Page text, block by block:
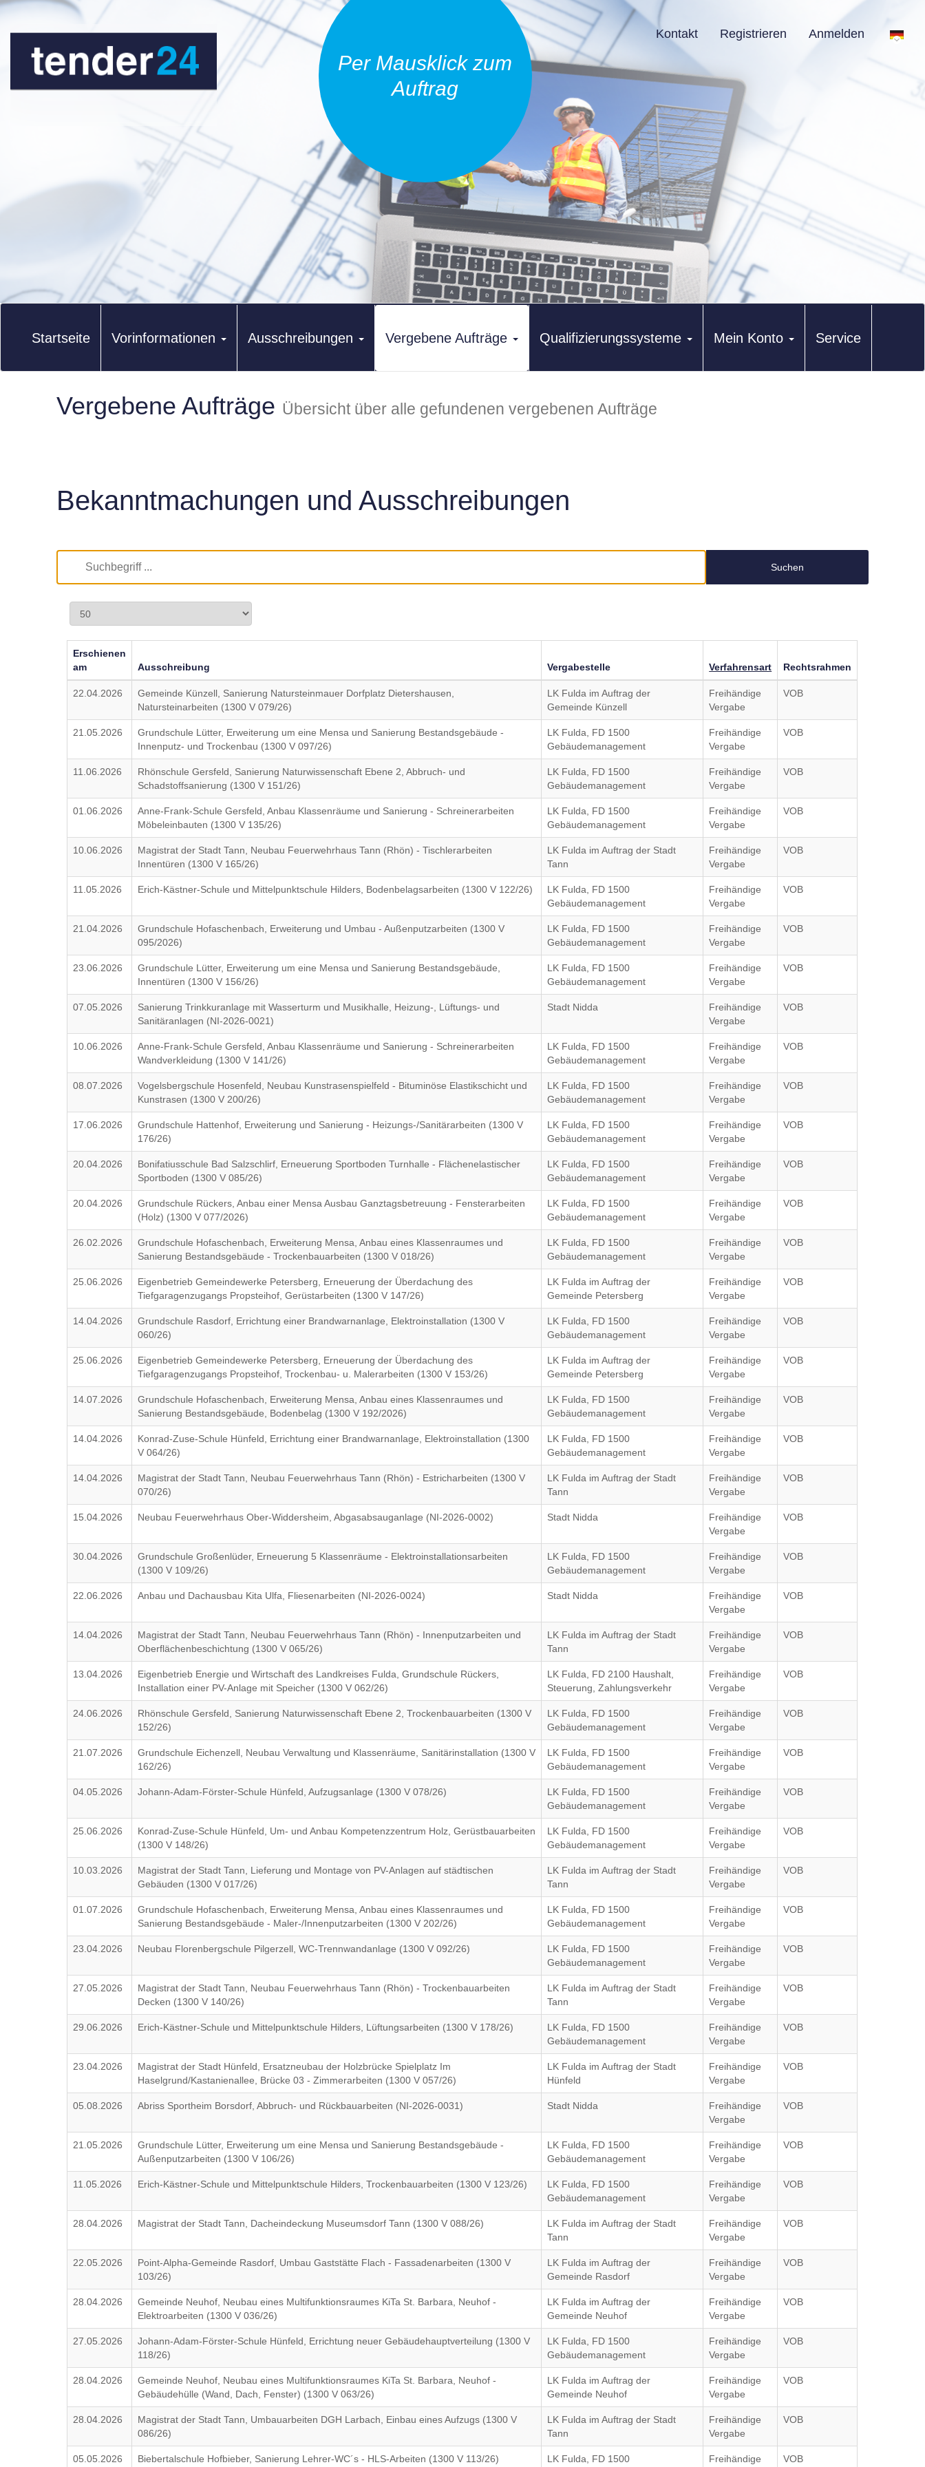
Per Mausklick zum
Auftrag
Kontakt Registrieren Anmelden
Startseite Vorinformationen Ausschreibungen Vergebene Aufträge Qualifizierungssysteme Mein Konto Service
Vergebene Aufträge Übersicht über alle gefundenen vergebenen Aufträge
Bekanntmachungen und Ausschreibungen
Suchen
Erschienen
am
Ausschreibung Vergabestelle Verfahrensart Rechtsrahmen
22.04.2026
Gemeinde Künzell, Sanierung Natursteinmauer Dorfplatz Dietershausen,
Natursteinarbeiten (1300 V 079/26)
LK Fulda im Auftrag der
Gemeinde Künzell
Freihändige
Vergabe
VOB
21.05.2026
Grundschule Lütter, Erweiterung um eine Mensa und Sanierung Bestandsgebäude -
Innenputz- und Trockenbau (1300 V 097/26)
LK Fulda, FD 1500
Gebäudemanagement
Freihändige
Vergabe
VOB
11.06.2026
Rhönschule Gersfeld, Sanierung Naturwissenschaft Ebene 2, Abbruch- und
Schadstoffsanierung (1300 V 151/26)
LK Fulda, FD 1500
Gebäudemanagement
Freihändige
Vergabe
VOB
01.06.2026
Anne-Frank-Schule Gersfeld, Anbau Klassenräume und Sanierung - Schreinerarbeiten
Möbeleinbauten (1300 V 135/26)
LK Fulda, FD 1500
Gebäudemanagement
Freihändige
Vergabe
VOB
10.06.2026
Magistrat der Stadt Tann, Neubau Feuerwehrhaus Tann (Rhön) - Tischlerarbeiten
Innentüren (1300 V 165/26)
LK Fulda im Auftrag der Stadt
Tann
Freihändige
Vergabe
VOB
11.05.2026 Erich-Kästner-Schule und Mittelpunktschule Hilders, Bodenbelagsarbeiten (1300 V 122/26)
LK Fulda, FD 1500
Gebäudemanagement
Freihändige
Vergabe
VOB
21.04.2026
Grundschule Hofaschenbach, Erweiterung und Umbau - Außenputzarbeiten (1300 V
095/2026)
LK Fulda, FD 1500
Gebäudemanagement
Freihändige
Vergabe
VOB
23.06.2026
Grundschule Lütter, Erweiterung um eine Mensa und Sanierung Bestandsgebäude,
Innentüren (1300 V 156/26)
LK Fulda, FD 1500
Gebäudemanagement
Freihändige
Vergabe
VOB
07.05.2026
Sanierung Trinkkuranlage mit Wasserturm und Musikhalle, Heizung-, Lüftungs- und
Sanitäranlagen (NI-2026-0021)
Stadt Nidda
Freihändige
Vergabe
VOB
10.06.2026
Anne-Frank-Schule Gersfeld, Anbau Klassenräume und Sanierung - Schreinerarbeiten
Wandverkleidung (1300 V 141/26)
LK Fulda, FD 1500
Gebäudemanagement
Freihändige
Vergabe
VOB
08.07.2026
Vogelsbergschule Hosenfeld, Neubau Kunstrasenspielfeld - Bituminöse Elastikschicht und
Kunstrasen (1300 V 200/26)
LK Fulda, FD 1500
Gebäudemanagement
Freihändige
Vergabe
VOB
17.06.2026
Grundschule Hattenhof, Erweiterung und Sanierung - Heizungs-/Sanitärarbeiten (1300 V
176/26)
LK Fulda, FD 1500
Gebäudemanagement
Freihändige
Vergabe
VOB
20.04.2026
Bonifatiusschule Bad Salzschlirf, Erneuerung Sportboden Turnhalle - Flächenelastischer
Sportboden (1300 V 085/26)
LK Fulda, FD 1500
Gebäudemanagement
Freihändige
Vergabe
VOB
20.04.2026
Grundschule Rückers, Anbau einer Mensa Ausbau Ganztagsbetreuung - Fensterarbeiten
(Holz) (1300 V 077/2026)
LK Fulda, FD 1500
Gebäudemanagement
Freihändige
Vergabe
VOB
26.02.2026
Grundschule Hofaschenbach, Erweiterung Mensa, Anbau eines Klassenraumes und
Sanierung Bestandsgebäude - Trockenbauarbeiten (1300 V 018/26)
LK Fulda, FD 1500
Gebäudemanagement
Freihändige
Vergabe
VOB
25.06.2026
Eigenbetrieb Gemeindewerke Petersberg, Erneuerung der Überdachung des
Tiefgaragenzugangs Propsteihof, Gerüstarbeiten (1300 V 147/26)
LK Fulda im Auftrag der
Gemeinde Petersberg
Freihändige
Vergabe
VOB
14.04.2026
Grundschule Rasdorf, Errichtung einer Brandwarnanlage, Elektroinstallation (1300 V
060/26)
LK Fulda, FD 1500
Gebäudemanagement
Freihändige
Vergabe
VOB
25.06.2026
Eigenbetrieb Gemeindewerke Petersberg, Erneuerung der Überdachung des
Tiefgaragenzugangs Propsteihof, Trockenbau- u. Malerarbeiten (1300 V 153/26)
LK Fulda im Auftrag der
Gemeinde Petersberg
Freihändige
Vergabe
VOB
14.07.2026
Grundschule Hofaschenbach, Erweiterung Mensa, Anbau eines Klassenraumes und
Sanierung Bestandsgebäude, Bodenbelag (1300 V 192/2026)
LK Fulda, FD 1500
Gebäudemanagement
Freihändige
Vergabe
VOB
14.04.2026
Konrad-Zuse-Schule Hünfeld, Errichtung einer Brandwarnanlage, Elektroinstallation (1300
V 064/26)
LK Fulda, FD 1500
Gebäudemanagement
Freihändige
Vergabe
VOB
14.04.2026
Magistrat der Stadt Tann, Neubau Feuerwehrhaus Tann (Rhön) - Estricharbeiten (1300 V
070/26)
LK Fulda im Auftrag der Stadt
Tann
Freihändige
Vergabe
VOB
15.04.2026 Neubau Feuerwehrhaus Ober-Widdersheim, Abgasabsauganlage (NI-2026-0002) Stadt Nidda
Freihändige
Vergabe
VOB
30.04.2026
Grundschule Großenlüder, Erneuerung 5 Klassenräume - Elektroinstallationsarbeiten
(1300 V 109/26)
LK Fulda, FD 1500
Gebäudemanagement
Freihändige
Vergabe
VOB
22.06.2026 Anbau und Dachausbau Kita Ulfa, Fliesenarbeiten (NI-2026-0024) Stadt Nidda
Freihändige
Vergabe
VOB
14.04.2026
Magistrat der Stadt Tann, Neubau Feuerwehrhaus Tann (Rhön) - Innenputzarbeiten und
Oberflächenbeschichtung (1300 V 065/26)
LK Fulda im Auftrag der Stadt
Tann
Freihändige
Vergabe
VOB
13.04.2026
Eigenbetrieb Energie und Wirtschaft des Landkreises Fulda, Grundschule Rückers,
Installation einer PV-Anlage mit Speicher (1300 V 062/26)
LK Fulda, FD 2100 Haushalt,
Steuerung, Zahlungsverkehr
Freihändige
Vergabe
VOB
24.06.2026
Rhönschule Gersfeld, Sanierung Naturwissenschaft Ebene 2, Trockenbauarbeiten (1300 V
152/26)
LK Fulda, FD 1500
Gebäudemanagement
Freihändige
Vergabe
VOB
21.07.2026
Grundschule Eichenzell, Neubau Verwaltung und Klassenräume, Sanitärinstallation (1300 V
162/26)
LK Fulda, FD 1500
Gebäudemanagement
Freihändige
Vergabe
VOB
04.05.2026 Johann-Adam-Förster-Schule Hünfeld, Aufzugsanlage (1300 V 078/26)
LK Fulda, FD 1500
Gebäudemanagement
Freihändige
Vergabe
VOB
25.06.2026
Konrad-Zuse-Schule Hünfeld, Um- und Anbau Kompetenzzentrum Holz, Gerüstbauarbeiten
(1300 V 148/26)
LK Fulda, FD 1500
Gebäudemanagement
Freihändige
Vergabe
VOB
10.03.2026
Magistrat der Stadt Tann, Lieferung und Montage von PV-Anlagen auf städtischen
Gebäuden (1300 V 017/26)
LK Fulda im Auftrag der Stadt
Tann
Freihändige
Vergabe
VOB
01.07.2026
Grundschule Hofaschenbach, Erweiterung Mensa, Anbau eines Klassenraumes und
Sanierung Bestandsgebäude - Maler-/Innenputzarbeiten (1300 V 202/26)
LK Fulda, FD 1500
Gebäudemanagement
Freihändige
Vergabe
VOB
23.04.2026 Neubau Florenbergschule Pilgerzell, WC-Trennwandanlage (1300 V 092/26)
LK Fulda, FD 1500
Gebäudemanagement
Freihändige
Vergabe
VOB
27.05.2026
Magistrat der Stadt Tann, Neubau Feuerwehrhaus Tann (Rhön) - Trockenbauarbeiten
Decken (1300 V 140/26)
LK Fulda im Auftrag der Stadt
Tann
Freihändige
Vergabe
VOB
29.06.2026 Erich-Kästner-Schule und Mittelpunktschule Hilders, Lüftungsarbeiten (1300 V 178/26)
LK Fulda, FD 1500
Gebäudemanagement
Freihändige
Vergabe
VOB
23.04.2026
Magistrat der Stadt Hünfeld, Ersatzneubau der Holzbrücke Spielplatz Im
Haselgrund/Kastanienallee, Brücke 03 - Zimmerarbeiten (1300 V 057/26)
LK Fulda im Auftrag der Stadt
Hünfeld
Freihändige
Vergabe
VOB
05.08.2026 Abriss Sportheim Borsdorf, Abbruch- und Rückbauarbeiten (NI-2026-0031) Stadt Nidda
Freihändige
Vergabe
VOB
21.05.2026
Grundschule Lütter, Erweiterung um eine Mensa und Sanierung Bestandsgebäude -
Außenputzarbeiten (1300 V 106/26)
LK Fulda, FD 1500
Gebäudemanagement
Freihändige
Vergabe
VOB
11.05.2026 Erich-Kästner-Schule und Mittelpunktschule Hilders, Trockenbauarbeiten (1300 V 123/26)
LK Fulda, FD 1500
Gebäudemanagement
Freihändige
Vergabe
VOB
28.04.2026 Magistrat der Stadt Tann, Dacheindeckung Museumsdorf Tann (1300 V 088/26)
LK Fulda im Auftrag der Stadt
Tann
Freihändige
Vergabe
VOB
22.05.2026
Point-Alpha-Gemeinde Rasdorf, Umbau Gaststätte Flach - Fassadenarbeiten (1300 V
103/26)
LK Fulda im Auftrag der
Gemeinde Rasdorf
Freihändige
Vergabe
VOB
28.04.2026
Gemeinde Neuhof, Neubau eines Multifunktionsraumes KiTa St. Barbara, Neuhof -
Elektroarbeiten (1300 V 036/26)
LK Fulda im Auftrag der
Gemeinde Neuhof
Freihändige
Vergabe
VOB
27.05.2026
Johann-Adam-Förster-Schule Hünfeld, Errichtung neuer Gebäudehauptverteilung (1300 V
118/26)
LK Fulda, FD 1500
Gebäudemanagement
Freihändige
Vergabe
VOB
28.04.2026
Gemeinde Neuhof, Neubau eines Multifunktionsraumes KiTa St. Barbara, Neuhof -
Gebäudehülle (Wand, Dach, Fenster) (1300 V 063/26)
LK Fulda im Auftrag der
Gemeinde Neuhof
Freihändige
Vergabe
VOB
28.04.2026
Magistrat der Stadt Tann, Umbauarbeiten DGH Larbach, Einbau eines Aufzugs (1300 V
086/26)
LK Fulda im Auftrag der Stadt
Tann
Freihändige
Vergabe
VOB
05.05.2026 Biebertalschule Hofbieber, Sanierung Lehrer-WC´s - HLS-Arbeiten (1300 V 113/26) LK Fulda, FD 1500 Freihändige VOB